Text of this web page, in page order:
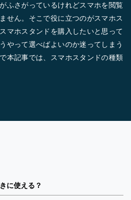
ふさがっているけれどスマホを閲覧
せん。そこで役に立つのがスマホス
マホスタンドを購入したいと思って
やって選べばよいのか迷ってしまう
本記事では、スマホスタンドの種類
に使える？